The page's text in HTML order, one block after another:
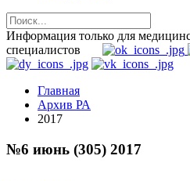
Информация только для
специалистов
Главная
Архив РА
2017
№6 июнь (305) 2017